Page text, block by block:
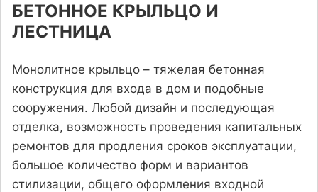
БЕТОННОЕ КРЫЛЬЦО И
ЛЕСТНИЦА
Монолитное крыльцо – тяжелая бетонная
конструкция для входа в дом и подобные
сооружения. Любой дизайн и последующая
отделка, возможность проведения капитальных
ремонтов для продления сроков эксплуатации,
большое количество форм и вариантов
стилизации, общего оформления входной